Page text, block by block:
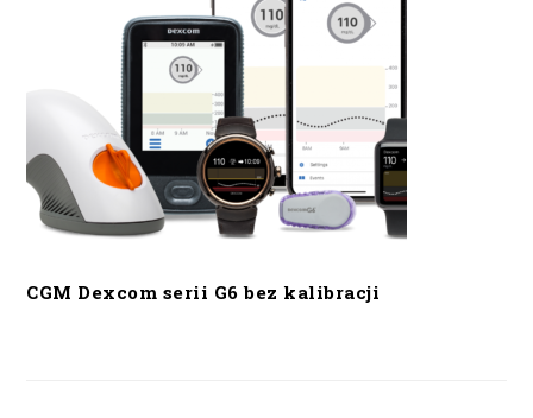
CGM Dexcom serii G6 bez kalibracji